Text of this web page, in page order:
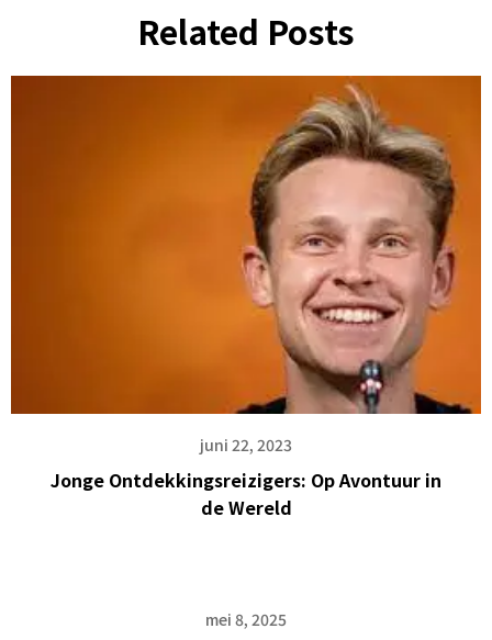
Related Posts
juni 22, 2023
Jonge Ontdekkingsreizigers: Op Avontuur in
de Wereld
mei 8, 2025